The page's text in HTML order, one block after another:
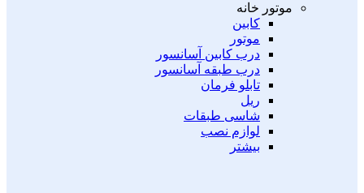
موتور خانه
کابین
موتور
درب کابین آسانسور
درب طبقه آسانسور
تابلو فرمان
ریل
شاسی طبقات
لوازم نصب
بیشتر